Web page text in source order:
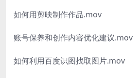
如何用剪映制作作品.mov
账号保养和创作内容优化建议.mov
如何利用百度识图找取图片.mov